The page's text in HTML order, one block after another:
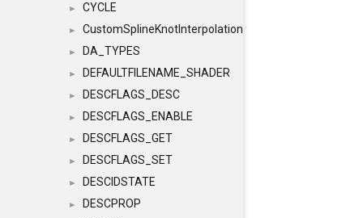
► CYCLE
► CustomSplineKnotInterpolation
► DA_TYPES
► DEFAULTFILENAME_SHADER
► DESCFLAGS_DESC
► DESCFLAGS_ENABLE
► DESCFLAGS_GET
► DESCFLAGS_SET
► DESCIDSTATE
► DESCPROP